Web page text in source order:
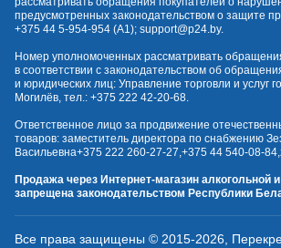
предусмотренных законодательством о защите
+375 44 5-954-954 (А1); support@p24.by.
Номер уполномоченных рассматривать
в соответствии с законодательством об
и юридических лиц: Управление торговли и услуг
Могилёв, тел.: +375 222 42-20-68.
Ответственное лицо за продвижение
товаров: заместитель директора по снабжению
Васильевна+375 222 260-27-27,+375 44 540-08-84,
Продажа через Интернет-магазин алкогольной
запрещена законодательством Республики
Все права защищены © 2015-2026,